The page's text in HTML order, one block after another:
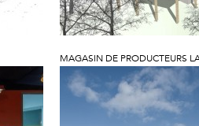
MAGASIN DE PRODUCTEURS